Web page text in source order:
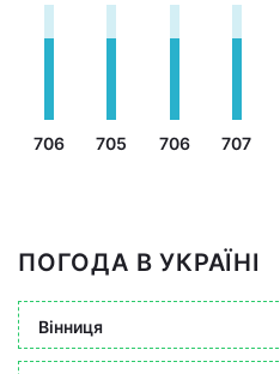
706 705 706 707
ПОГОДА В УКРАЇНІ
Вінниця